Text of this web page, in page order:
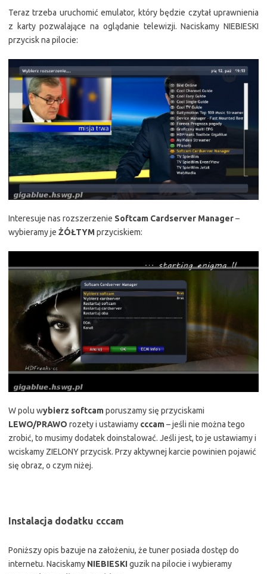
Teraz trzeba uruchomić emulator, który będzie czytał uprawnienia
z karty pozwalające na oglądanie telewizji. Naciskamy NIEBIESKI
przycisk na pilocie:
Interesuje nas rozszerzenie Softcam Cardserver Manager–
wybieramy je ŻÓŁTYMprzyciskiem:
W polu wybierz softcamporuszamy się przyciskami
LEWO/PRAWO rozety i ustawiamy cccam– jeśli nie można tego
zrobić, to musimy dodatek doinstalować. Jeśli jest, to je ustawiamy i
wciskamy ZIELONY przycisk. Przy aktywnej karcie powinien pojawić
się obraz, o czym niżej.
Instalacja dodatku cccam
Poniższy opis bazuje na założeniu, że tuner posiada dostęp do
internetu. Naciskamy NIEBIESKIguzik na pilocie i wybieramy